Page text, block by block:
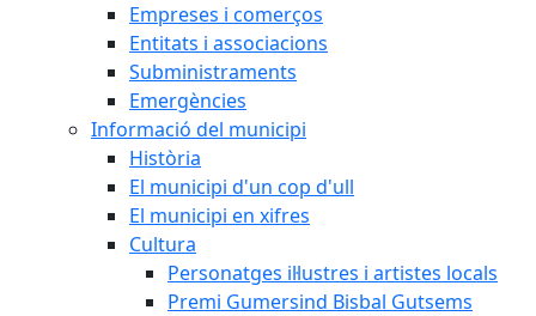
Empreses i comerços
Entitats i associacions
Subministraments
Emergències
Informació del municipi
Història
El municipi d'un cop d'ull
El municipi en xifres
Cultura
Personatges il·lustres i artistes locals
Premi Gumersind Bisbal Gutsems